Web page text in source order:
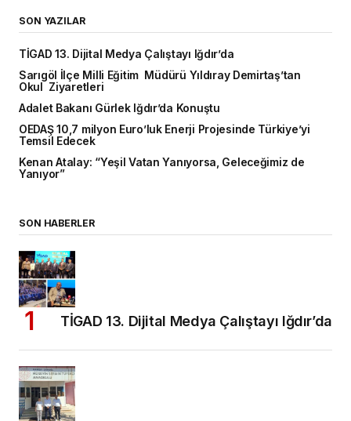
SON YAZILAR
TİGAD 13. Dijital Medya Çalıştayı Iğdır’da
Sarıgöl İlçe Milli Eğitim Müdürü Yıldıray Demirtaş’tan
Okul Ziyaretleri
Adalet Bakanı Gürlek Iğdır’da Konuştu
OEDAŞ 10,7 milyon Euro’luk Enerji Projesinde Türkiye’yi
Temsil Edecek
Kenan Atalay: “Yeşil Vatan Yanıyorsa, Geleceğimiz de
Yanıyor”
SON HABERLER
TİGAD 13. Dijital Medya Çalıştayı Iğdır’da